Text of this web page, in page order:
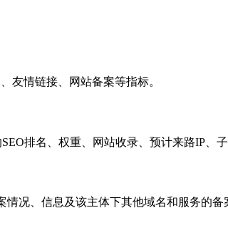
友情链接、网站备案等指标。
排名、权重、网站收录、预计来路IP、
况、信息及该主体下其他域名和服务的备